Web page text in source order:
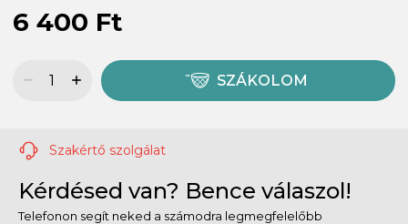
6 400 Ft
SZÁKOLOM
Szakértő szolgálat
Kérdésed van? Bence válaszol!
Telefonon segít neked a számodra legmegfelelőbb